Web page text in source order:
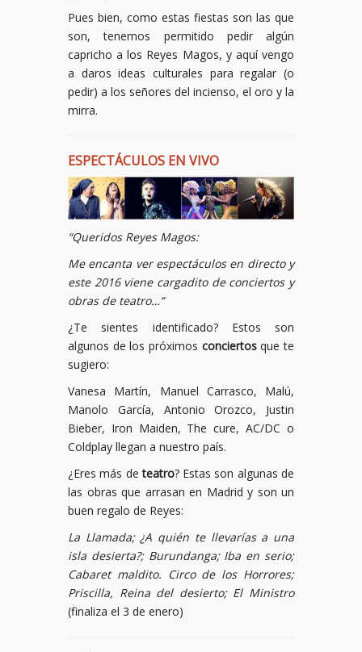
Pues bien, como estas fiestas son las que
son, tenemos permitido pedir algún
capricho a los Reyes Magos, y aquí vengo
a daros ideas culturales para regalar (o
pedir) a los señores del incienso, el oro y la
mirra.
ESPECTÁCULOS EN VIVO
“Queridos Reyes Magos:
Me encanta ver espectáculos en directo y
este 2016 viene cargadito de conciertos y
obras de teatro…”
¿Te sientes identificado? Estos son
algunos de los próximos conciertosque te
sugiero:
Vanesa Martín, Manuel Carrasco, Malú,
Manolo García, Antonio Orozco, Justin
Bieber, Iron Maiden, The cure, AC/DC o
Coldplay llegan a nuestro país.
¿Eres más deteatro? Estas son algunas de
las obras que arrasan en Madrid y son un
buen regalo de Reyes:
La Llamada; ¿A quién te llevarías a una
isla desierta?; Burundanga; Iba en serio;
Cabaret maldito. Circo de los Horrores;
Priscilla, Reina del desierto; El Ministro
(finaliza el 3 de enero)